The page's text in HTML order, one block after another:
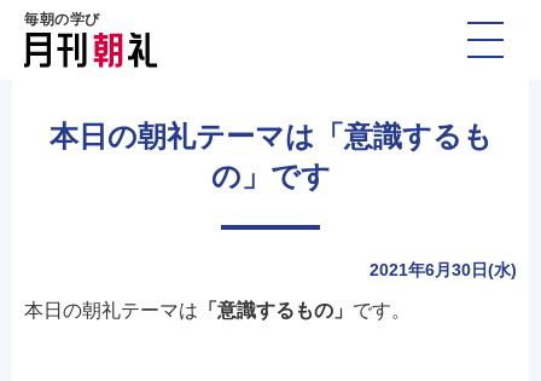
毎朝の学び
本日の朝礼テーマは「意識するも
の」です
2021年6月30日(水)
本日の朝礼テーマは 「意識するもの」 です。